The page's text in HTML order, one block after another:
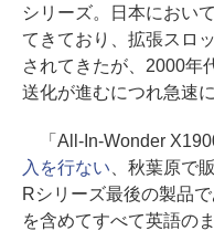
シリーズ。日本におい
てきており、拡張スロ
されてきたが、2000年
送化が進むにつれ急速
「All-In-Wonder
入を行ない 、秋葉原で
Rシリーズ最後の製品
を含めてすべて英語の